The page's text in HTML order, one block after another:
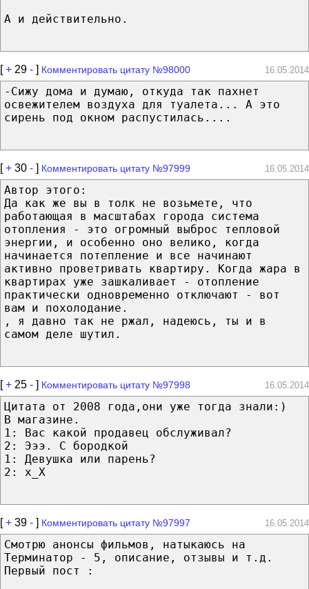
А и действительно.
[+ 29 - ] Комментировать цитату №98000 16.05.2014
-Сижу дома и думаю, откуда так пахнет
освежителем воздуха для туалета... А это
сирень под окном распустилась....
[+ 30 - ] Комментировать цитату №97999 16.05.2014
Автор этого:
Да как же вы в толк не возьмете, что
работающая в масштабах города система
отопления - это огромный выброс тепловой
энергии, и особенно оно велико, когда
начинается потепление и все начинают
активно проветривать квартиру. Когда жара в
квартирах уже зашкаливает - отопление
практически одновременно отключают - вот
вам и похолодание.
, я давно так не ржал, надеюсь, ты и в
самом деле шутил.
[+ 25 - ] Комментировать цитату №97998 16.05.2014
Цитата от 2008 года,они уже тогда знали:)
В магазине.
1: Вас какой продавец обслуживал?
2: Эээ. С бородкой
1: Девушка или парень?
2: х_Х
[+ 39 - ] Комментировать цитату №97997 16.05.2014
Смотрю анонсы фильмов, натыкаюсь на
Терминатор - 5, описание, отзывы и т.д.
Первый пост :